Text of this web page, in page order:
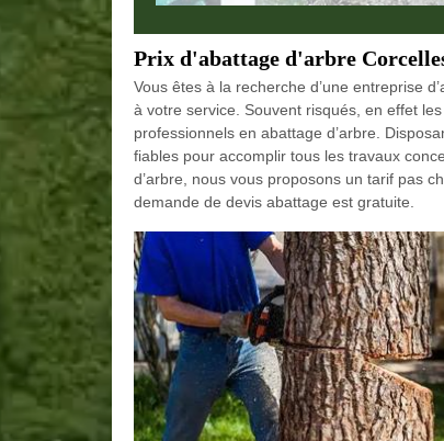
Prix d'abattage d'arbre
Vous êtes à la recherche d’une entreprise
à votre service. Souvent risqués, en effet
professionnels en abattage d’arbre.
fiables pour accomplir tous les travaux
d’arbre, nous vous proposons un tarif pas
demande de devis abattage est gratuite.